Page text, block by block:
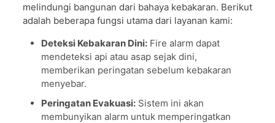
melindungi bangunan dari bahaya kebakaran. Berikut
adalah beberapa fungsi utama dari layanan kami:
Deteksi Kebakaran Dini:Fire alarm dapat
mendeteksi api atau asap sejak dini,
memberikan peringatan sebelum kebakaran
menyebar.
Peringatan Evakuasi:Sistem ini akan
membunyikan alarm untuk memperingatkan